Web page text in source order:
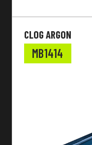
CLOG ARGON
MB1414